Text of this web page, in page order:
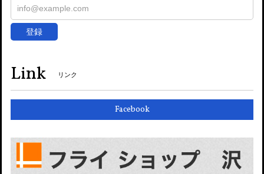
登録
Link リンク
Facebook